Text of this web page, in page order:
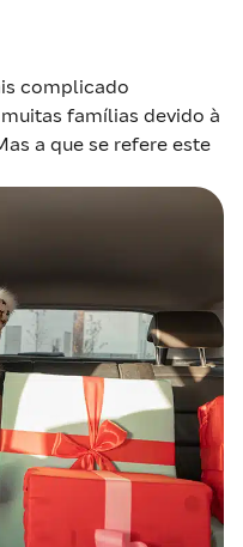
complicado
famílias devido à
a que se refere este